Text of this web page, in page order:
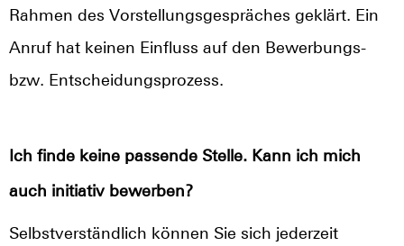
Rahmen des Vorstellungsgespräches geklärt. Ein
Anruf hat keinen Einfluss auf den Bewerbungs-
bzw. Entscheidungsprozess.
Ich finde keine passende Stelle. Kann ich mich
auch initiativ bewerben?
Selbstverständlich können Sie sich jederzeit